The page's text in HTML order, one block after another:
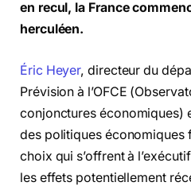
en recul, la France
herculéen.
Éric Heyer, directeur du
Prévision à l’OFCE
conjonctures économiques)
des politiques économiques
choix qui s’offrent à
les effets potentiellement